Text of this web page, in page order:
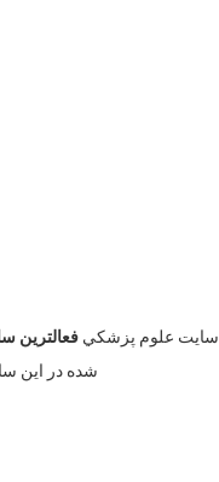
سايت علوم پزشكي فعالترين
شده در اين